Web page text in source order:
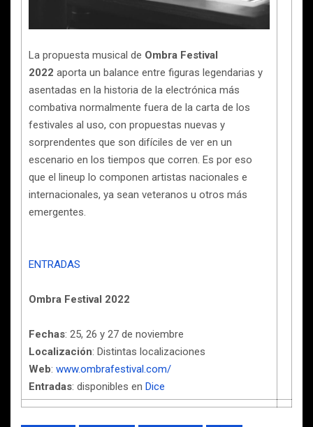
La propuesta musical de Ombra Festival
2022 aporta un balance entre figuras legendarias y
asentadas en la historia de la electrónica más
combativa normalmente fuera de la carta de los
festivales al uso, con propuestas nuevas y
sorprendentes que son difíciles de ver en un
escenario en los tiempos que corren. Es por eso
que el lineup lo componen artistas nacionales e
internacionales, ya sean veteranos u otros más
emergentes.
ENTRADAS
Ombra Festival 2022
Fechas: 25, 26 y 27 de noviembre
Localización: Distintas localizaciones
Web: www.ombrafestival.com/
Entradas: disponibles en Dice